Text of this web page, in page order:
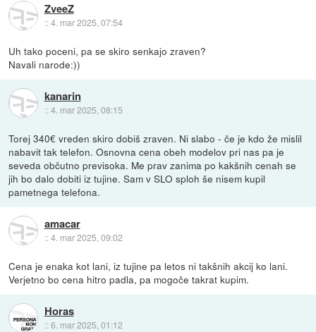
ZveeZ
::4. mar 2025, 07:54
Uh tako poceni, pa se skiro senkajo zraven?
Navali narode:))
kanarin
::4. mar 2025, 08:15
Torej 340€ vreden skiro dobiš zraven. Ni slabo - če je kdo že mislil
nabavit tak telefon. Osnovna cena obeh modelov pri nas pa je
seveda občutno previsoka. Me prav zanima po kakšnih cenah se
jih bo dalo dobiti iz tujine. Sam v SLO sploh še nisem kupil
pametnega telefona.
amacar
::4. mar 2025, 09:02
Cena je enaka kot lani, iz tujine pa letos ni takšnih akcij ko lani.
Verjetno bo cena hitro padla, pa mogoče takrat kupim.
Horas
::6. mar 2025, 01:12